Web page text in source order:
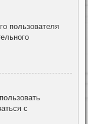
пользователя
с